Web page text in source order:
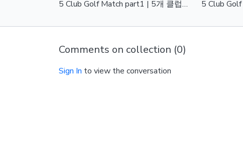
5 Club Golf Match part1 | 5개 클럽 골프 매치 1편
Comments on collection (0)
Sign In to view the conversation